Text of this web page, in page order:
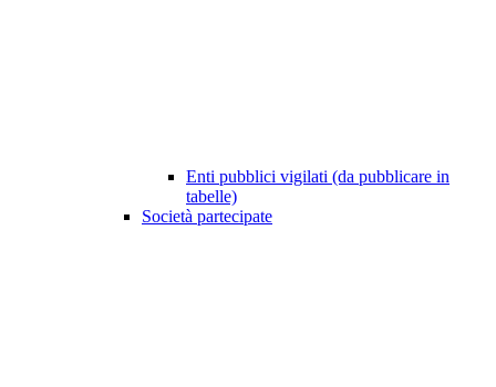
Enti pubblici vigilati (da pubblicare in
tabelle)
Società partecipate